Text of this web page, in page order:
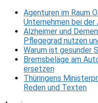
Agenturen im Raum
Unternehmen bei
Alzheimer und
Pflegegrad nutzen
Warum ist gesunder
Bremsbeläge am
ersetzen
Thüringens
Reden und Texten